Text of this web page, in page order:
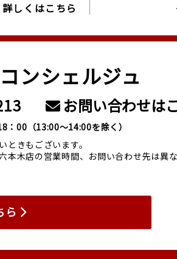
詳しくはこちら
ンシェルジュ
お問い合わせは
：00 （13:00～14:00を除く）
きもございます。
本木店の営業時間、お問い合わせ先は異な
ら